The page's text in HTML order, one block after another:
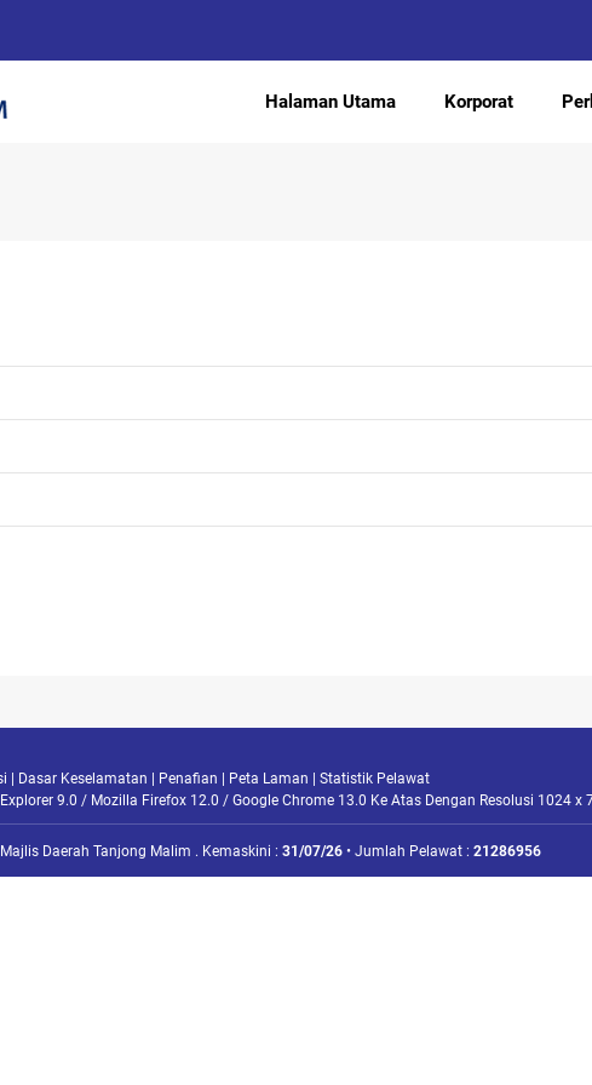
Halaman Utama Korporat
Dasar Keselamatan Penafian Peta Laman
Statistik Pelawat
9.0 / Mozilla Firefox 12.0 / Google Chrome 13.0 Ke Atas Dengan Resolusi 1024 x
Daerah Tanjong Malim . Kemaskini : 31/07/26• Jumlah Pelawat : 21286956